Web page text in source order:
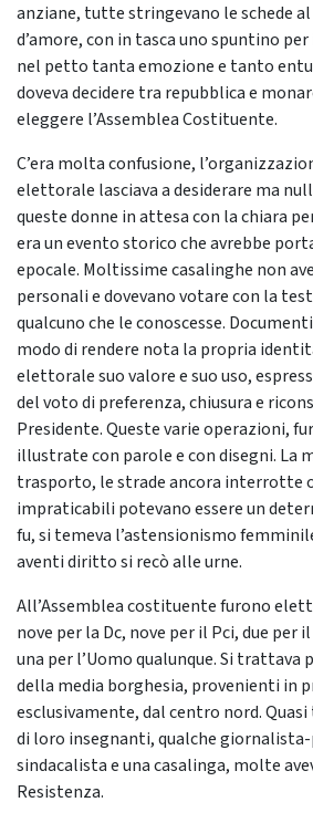
anziane, tutte stringevano le schede
d’amore, con in tasca uno spuntino
nel petto tanta emozione e tanto
doveva decidere tra repubblica e
eleggere l’Assemblea Costituente.
C’era molta confusione,
elettorale lasciava a desiderare ma
queste donne in attesa con la chiara
era un evento storico che avrebbe
epocale. Moltissime casalinghe non
personali e dovevano votare con la
qualcuno che le conoscesse.
modo di rendere nota la propria
elettorale suo valore e suo uso,
del voto di preferenza, chiusura e
Presidente. Queste varie operazioni,
illustrate con parole e con disegni. La
trasporto, le strade ancora interrotte
impraticabili potevano essere un
fu, si temeva l’astensionismo
aventi diritto si recò alle urne.
All’Assemblea costituente furono
nove per la Dc, nove per il Pci, due per
una per l’Uomo qualunque. Si trattava
della media borghesia, provenienti in
esclusivamente, dal centro nord.
di loro insegnanti, qualche
sindacalista e una casalinga, molte
Resistenza.